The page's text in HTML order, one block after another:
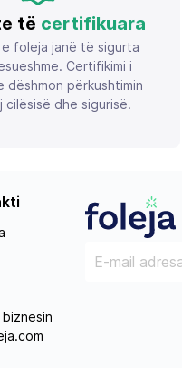
të certifikuara
foleja janë të sigurta
Certifikimi i
dëshmon përkushtimin
cilësisë dhe sigurisë.